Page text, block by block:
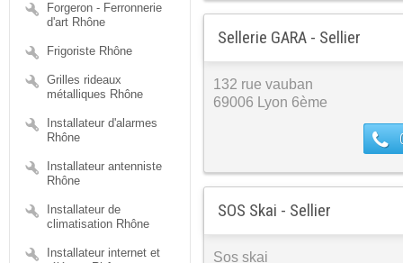
Forgeron - Ferronnerie
d'art Rhône
Frigoriste Rhône
Grilles rideaux
métalliques Rhône
Installateur d'alarmes
Rhône
Installateur antenniste
Rhône
Installateur de
climatisation Rhône
Installateur internet et
Sellerie GARA - Sellier
132 rue vauban
69006 Lyon 6ème
SOS Skai - Sellier
Sos skai